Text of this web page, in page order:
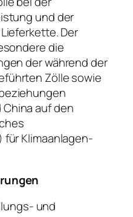
und der
Der
die
der während der
Zölle sowie
auf den
für Klimaanlagen-
und